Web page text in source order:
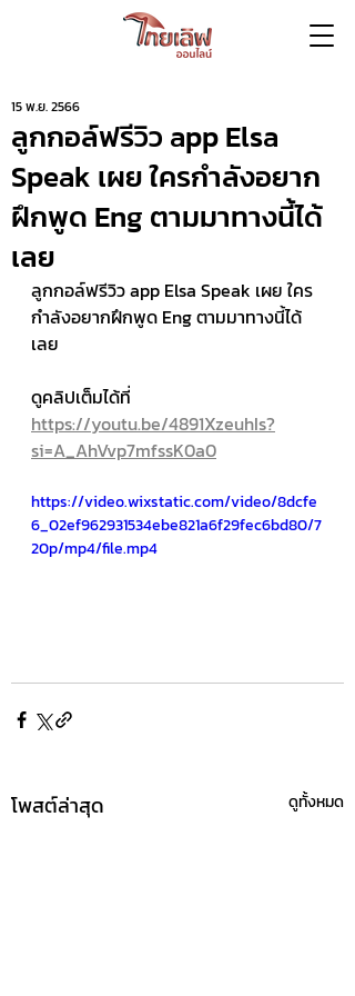
ลูกกอล์ฟรีวิว app Elsa
Speak เผย ใครกำลังอยาก
ฝึกพูด Eng ตามมาทางนี้ได้
เลย
15 พ.ย. 2566
ลูกกอล์ฟรีวิว app Elsa Speak เผย ใคร
กำลังอยากฝึกพูด Eng ตามมาทางนี้ได้
เลย
ดูคลิปเต็มได้ที่
https://youtu.be/4891XzeuhIs?
si=A_AhVvp7mfssK0a0
https://video.wixstatic.com/video/8dcfe
6_02ef962931534ebe821a6f29fec6bd80/7
20p/mp4/file.mp4
โพสต์ล่าสุด ดูทั้งหมด